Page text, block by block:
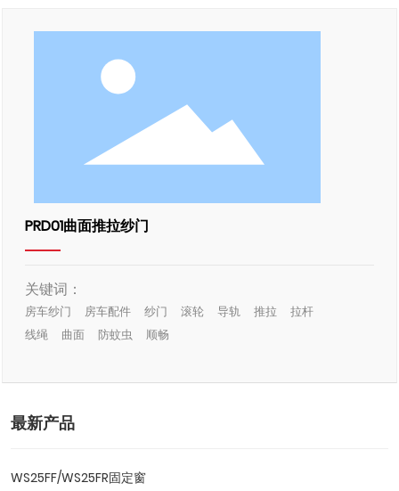
PRD01曲面推拉纱门
关键词：
房车纱门 房车配件 纱门 滚轮 导轨 推拉
拉杆
线绳
曲面 防蚊虫 顺畅
最新产品
WS25FF/WS25FR固定窗